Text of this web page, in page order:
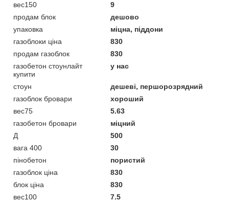
вес150
9
продам блок
дешово
упаковка
міцна, піддони
газоблоки ціна
830
продам газоблок
830
газобетон стоунлайт
купити
у нас
стоун
дешеві, першорозрядний
газоблок бровари
хороший
вес75
5.63
газобетон бровари
міцний
Д
500
вага 400
30
пінобетон
пористий
газоблок ціна
830
блок ціна
830
вес100
7.5